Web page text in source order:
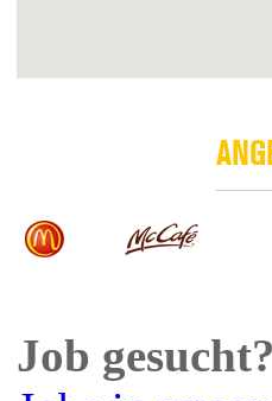
Job gesucht?